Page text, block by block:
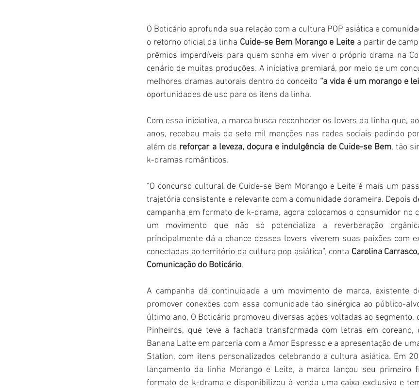
O Boticário aprofunda sua relação com a cultura POP asiática e
o retorno oficial da linha Cuide-se Bem Morango e Leite a partir de
prêmios imperdíveis para quem sonha em viver o próprio drama na
cenário de muitas produções. A iniciativa premiará, por meio de um
melhores dramas autorais dentro do conceito “a vida é um morango e
oportunidades de uso para os itens da linha.
Com essa iniciativa, a marca busca reconhecer os lovers da linha que,
anos, recebeu mais de sete mil menções nas redes sociais pedindo
além de reforçar a leveza, doçura e indulgência de Cuide-se Bem, tão
k-dramas românticos.
“O concurso cultural de Cuide-se Bem Morango e Leite é mais um
trajetória consistente e relevante com a comunidade dorameira. Depois
campanha em formato de k-drama, agora colocamos o consumidor no
um movimento que não só potencializa a reverberação
principalmente dá a chance desses lovers viverem suas paixões com
conectadas ao território da cultura pop asiática”, conta Carolina
Comunicação do Boticário.
A campanha dá continuidade a um movimento de marca, existente
promover conexões com essa comunidade tão sinérgica ao público-
último ano, O Boticário promoveu diversas ações voltadas ao segmento,
Pinheiros, que teve a fachada transformada com letras em
Banana Latte em parceria com a Amor Espresso e a apresentação de
Station, com itens personalizados celebrando a cultura asiática. Em
lançamento da linha Morango e Leite, a marca lançou seu primeiro
formato de k-drama e disponibilizou à venda uma caixa exclusiva e